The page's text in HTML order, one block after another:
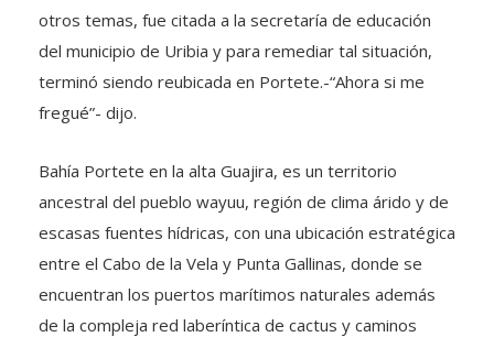
otros temas, fue citada a la secretaría de educación
del municipio de Uribia y para remediar tal situación,
terminó siendo reubicada en Portete.-“Ahora si me
fregué”- dijo.
Bahía Portete en la alta Guajira, es un territorio
ancestral del pueblo wayuu, región de clima árido y de
escasas fuentes hídricas, con una ubicación estratégica
entre el Cabo de la Vela y Punta Gallinas, donde se
encuentran los puertos marítimos naturales además
de la compleja red laberíntica de cactus y caminos